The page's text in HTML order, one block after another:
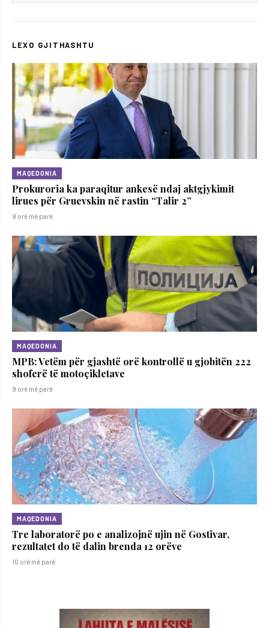
LEXO GJITHASHTU
MAQEDONIA
Prokuroria ka paraqitur ankesë ndaj aktgjykimit
lirues për Gruevskin në rastin “Talir 2”
9 orë më parë
MAQEDONIA
MPB: Vetëm për gjashtë orë kontrollë u gjobitën 222
shoferë të motoçikletave
9 orë më parë
MAQEDONIA
Tre laboratorë po e analizojnë ujin në Gostivar,
rezultatet do të dalin brenda 12 orëve
10 orë më parë